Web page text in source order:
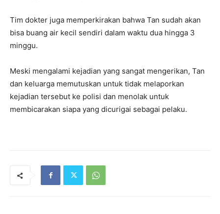
Tim dokter juga memperkirakan bahwa Tan sudah akan
bisa buang air kecil sendiri dalam waktu dua hingga 3
minggu.
Meski mengalami kejadian yang sangat mengerikan, Tan
dan keluarga memutuskan untuk tidak melaporkan
kejadian tersebut ke polisi dan menolak untuk
membicarakan siapa yang dicurigai sebagai pelaku.